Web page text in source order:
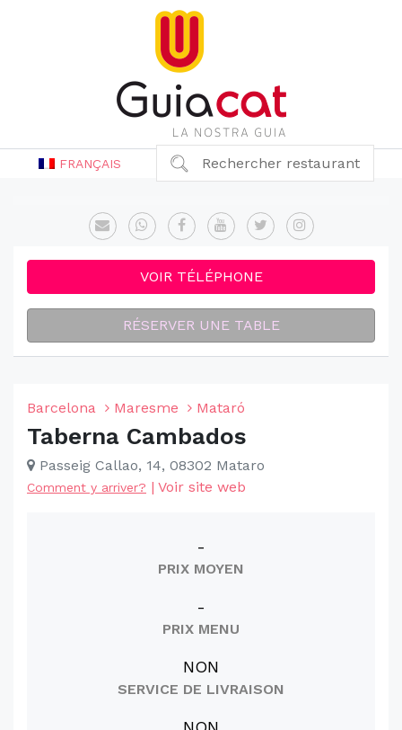
FRANÇAIS Rechercher restaurant
VOIR TÉLÉPHONE
RÉSERVER UNE TABLE
Barcelona Maresme Mataró
Taberna Cambados
Passeig Callao, 14, 08302 Mataro
Comment y arriver? | Voir site web
-
PRIX MOYEN
-
PRIX MENU
NON
SERVICE DE LIVRAISON